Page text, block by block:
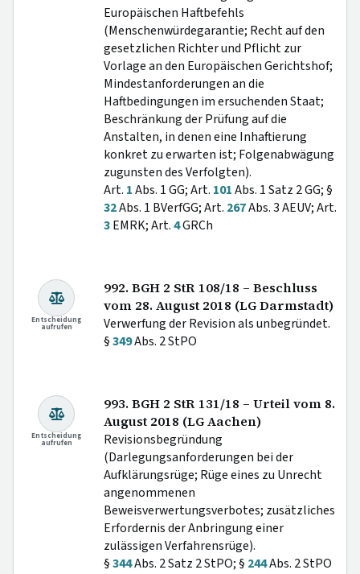
Europäischen Haftbefehls
(Menschenwürdegarantie; Recht auf den
gesetzlichen Richter und Pflicht zur
Vorlage an den Europäischen Gerichtshof;
Mindestanforderungen an die
Haftbedingungen im ersuchenden Staat;
Beschränkung der Prüfung auf die
Anstalten, in denen eine Inhaftierung
konkret zu erwarten ist; Folgenabwägung
zugunsten des Verfolgten).
Art. 1Abs. 1 GG; Art. 101Abs. 1 Satz 2 GG; §
32Abs. 1 BVerfGG; Art. 267Abs. 3 AEUV; Art.
3EMRK; Art.4GRCh
Entscheidung
aufrufen
992. BGH 2 StR 108/18 – Beschluss
vom 28. August 2018 (LG Darmstadt)
Verwerfung der Revision als unbegründet.
§349Abs. 2 StPO
Entscheidung
aufrufen
993. BGH 2 StR 131/18 – Urteil vom 8.
August 2018 (LG Aachen)
Revisionsbegründung
(Darlegungsanforderungen bei der
Aufklärungsrüge; Rüge eines zu Unrecht
angenommenen
Beweisverwertungsverbotes; zusätzliches
Erfordernis der Anbringung einer
zulässigen Verfahrensrüge).
§344Abs. 2 Satz 2 StPO; § 244Abs. 2 StPO